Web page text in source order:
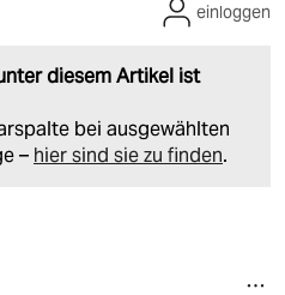
diesem Artikel ist
bei ausgewählten
– hier sind sie zu finden.
einloggen